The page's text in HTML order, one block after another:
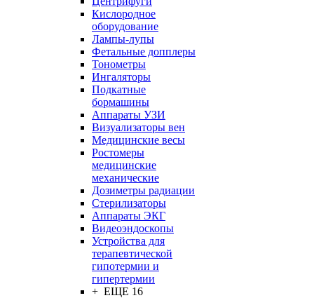
Кислородное
оборудование
Лампы-лупы
Фетальные допплеры
Тонометры
Ингаляторы
Подкатные
бормашины
Аппараты УЗИ
Визуализаторы вен
Медицинские весы
Ростомеры
медицинские
механические
Дозиметры радиации
Стерилизаторы
Аппараты ЭКГ
Видеоэндоскопы
Устройства для
терапевтической
гипотермии и
гипертермии
+ ЕЩЕ 16